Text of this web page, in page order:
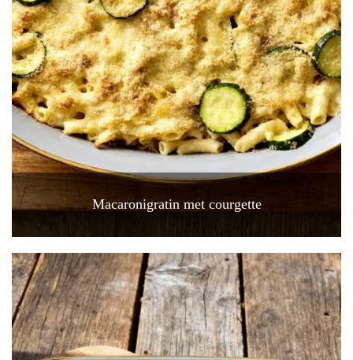
Macaronigratin met courgette